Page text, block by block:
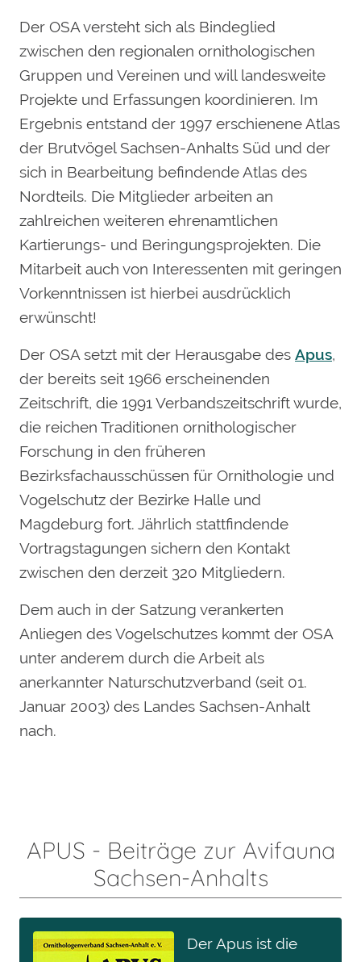
Der OSA versteht sich als Bindeglied
zwischen den regionalen ornithologischen
Gruppen und Vereinen und will landesweite
Projekte und Erfassungen koordinieren. Im
Ergebnis entstand der 1997 erschienene Atlas
der Brutvögel Sachsen-Anhalts Süd und der
sich in Bearbeitung befindende Atlas des
Nordteils. Die Mitglieder arbeiten an
zahlreichen weiteren ehrenamtlichen
Kartierungs- und Beringungsprojekten. Die
Mitarbeit auch von Interessenten mit geringen
Vorkenntnissen ist hierbei ausdrücklich
erwünscht!
Der OSA setzt mit der Herausgabe des Apus,
der bereits seit 1966 erscheinenden
Zeitschrift, die 1991 Verbandszeitschrift wurde,
die reichen Traditionen ornithologischer
Forschung in den früheren
Bezirksfachausschüssen für Ornithologie und
Vogelschutz der Bezirke Halle und
Magdeburg fort. Jährlich stattfindende
Vortragstagungen sichern den Kontakt
zwischen den derzeit 320 Mitgliedern.
Dem auch in der Satzung verankerten
Anliegen des Vogelschutzes kommt der OSA
unter anderem durch die Arbeit als
anerkannter Naturschutzverband (seit 01.
Januar 2003) des Landes Sachsen-Anhalt
nach.
APUS - Beiträge zur Avifauna
Sachsen-Anhalts
Der Apus ist die